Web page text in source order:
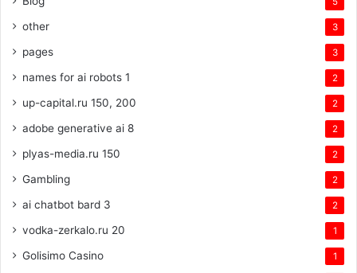
other 3
pages 3
names for ai robots 1 2
up-capital.ru 150, 200 2
adobe generative ai 8 2
plyas-media.ru 150 2
Gambling 2
ai chatbot bard 3 2
vodka-zerkalo.ru 20 1
Golisimo Casino 1